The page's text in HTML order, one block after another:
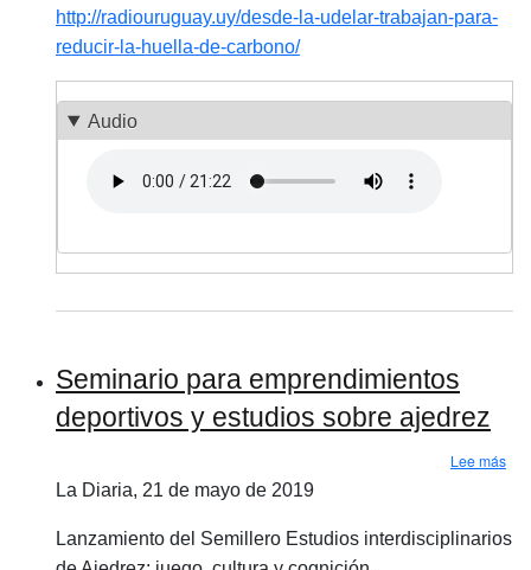
http://radiouruguay.uy/desde-la-udelar-trabajan-para-
reducir-la-huella-de-carbono/
Audio
Seminario para emprendimientos
deportivos y estudios sobre ajedrez
Lee más
La Diaria, 21 de mayo de 2019
Lanzamiento del Semillero Estudios interdisciplinarios